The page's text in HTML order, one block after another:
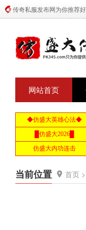
传奇私服发布网为你推荐
网站首页
当前位置 首页 >